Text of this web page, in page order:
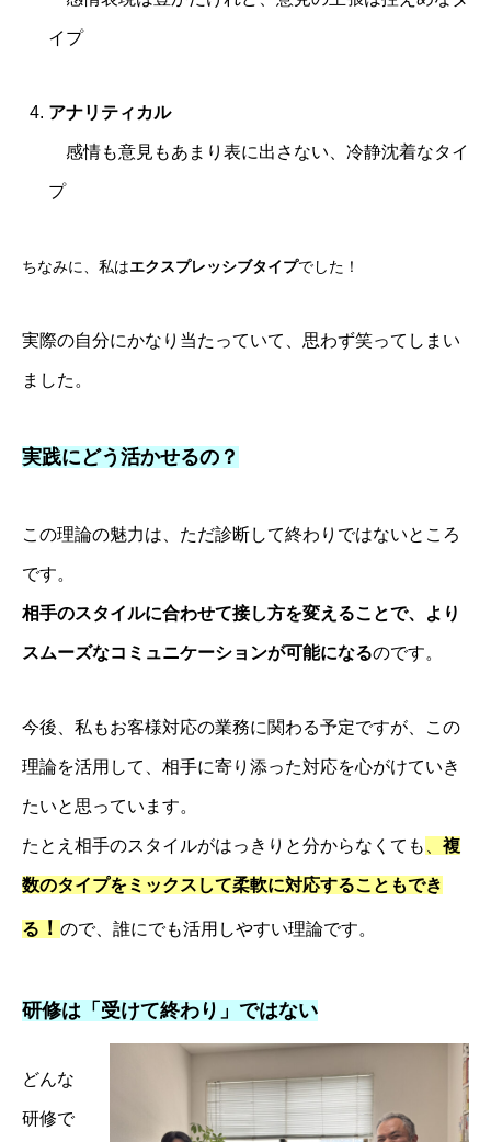
イプ
アナリティカル
感情も意見もあまり表に出さない、冷静沈着なタイ
プ
ちなみに、私はエクスプレッシブタイプでした！
実際の自分にかなり当たっていて、思わず笑ってしまい
ました。
実践にどう活かせるの？
この理論の魅力は、ただ診断して終わりではないところ
です。
相手のスタイルに合わせて接し方を変えることで、より
スムーズなコミュニケーションが可能になるのです。
今後、私もお客様対応の業務に関わる予定ですが、この
理論を活用して、相手に寄り添った対応を心がけていき
たいと思っています。
たとえ相手のスタイルがはっきりと分からなくても 複
数のタイプをミックスして柔軟に対応することもでき
る！ので、誰にでも活用しやすい理論です。
研修は「受けて終わり」ではない
どんな
研修で